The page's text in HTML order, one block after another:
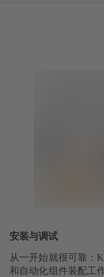
安装与调试
从一开始就很可靠：
和自动化组件装配工